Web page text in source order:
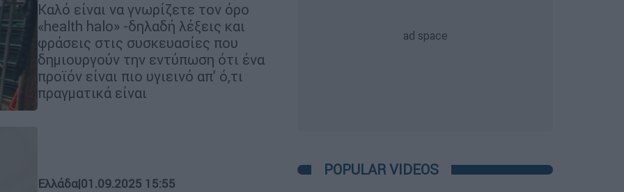
Καλό είναι να γνωρίζετε τον όρο
«health halo» -δηλαδή λέξεις και
φράσεις στις συσκευασίες που
δημιουργούν την εντύπωση ότι ένα
προϊόν είναι πιο υγιεινό απ’ ό,τι
πραγματικά είναι
Ελλάδα|01.09.2025 15:55
POPULAR VIDEOS